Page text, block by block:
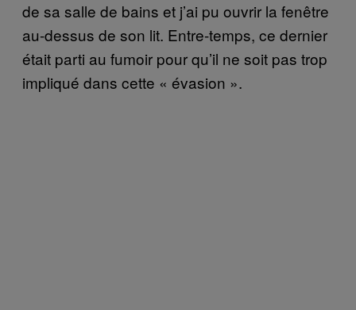
de sa salle de bains et j’ai pu ouvrir la fenêtre
au-dessus de son lit. Entre-temps, ce dernier
était parti au fumoir pour qu’il ne soit pas trop
impliqué dans cette « évasion ».